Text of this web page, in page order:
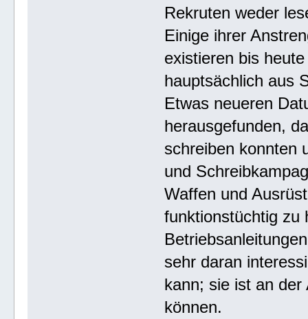
Rekruten weder
Einige ihrer
existieren bis
hauptsächlich aus
Etwas neueren
herausgefunden,
schreiben konnten
und
Waffen und
funktionstüchtig zu
sehr daran
kann; sie ist an
können.